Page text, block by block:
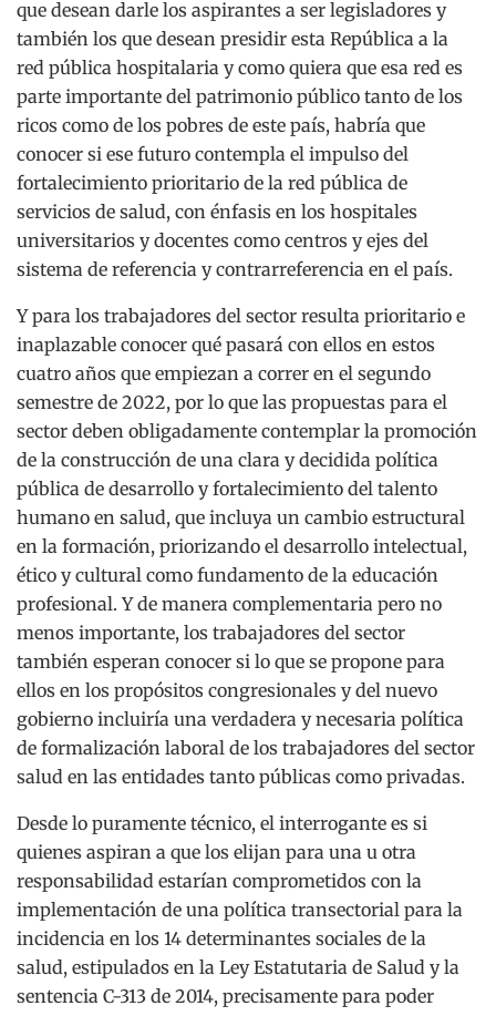
que desean darle los aspirantes a ser legisladores y
también los que desean presidir esta República a la
red pública hospitalaria y como quiera que esa red es
parte importante del patrimonio público tanto de los
ricos como de los pobres de este país, habría que
conocer si ese futuro contempla el impulso del
fortalecimiento prioritario de la red pública de
servicios de salud, con énfasis en los hospitales
universitarios y docentes como centros y ejes del
sistema de referencia y contrarreferencia en el país.
Y para los trabajadores del sector resulta prioritario e
inaplazable conocer qué pasará con ellos en estos
cuatro años que empiezan a correr en el segundo
semestre de 2022, por lo que las propuestas para el
sector deben obligadamente contemplar la promoción
de la construcción de una clara y decidida política
pública de desarrollo y fortalecimiento del talento
humano en salud, que incluya un cambio estructural
en la formación, priorizando el desarrollo intelectual,
ético y cultural como fundamento de la educación
profesional. Y de manera complementaria pero no
menos importante, los trabajadores del sector
también esperan conocer si lo que se propone para
ellos en los propósitos congresionales y del nuevo
gobierno incluiría una verdadera y necesaria política
de formalización laboral de los trabajadores del sector
salud en las entidades tanto públicas como privadas.
Desde lo puramente técnico, el interrogante es si
quienes aspiran a que los elijan para una u otra
responsabilidad estarían comprometidos con la
implementación de una política transectorial para la
incidencia en los 14 determinantes sociales de la
salud, estipulados en la Ley Estatutaria de Salud y la
sentencia C-313 de 2014, precisamente para poder